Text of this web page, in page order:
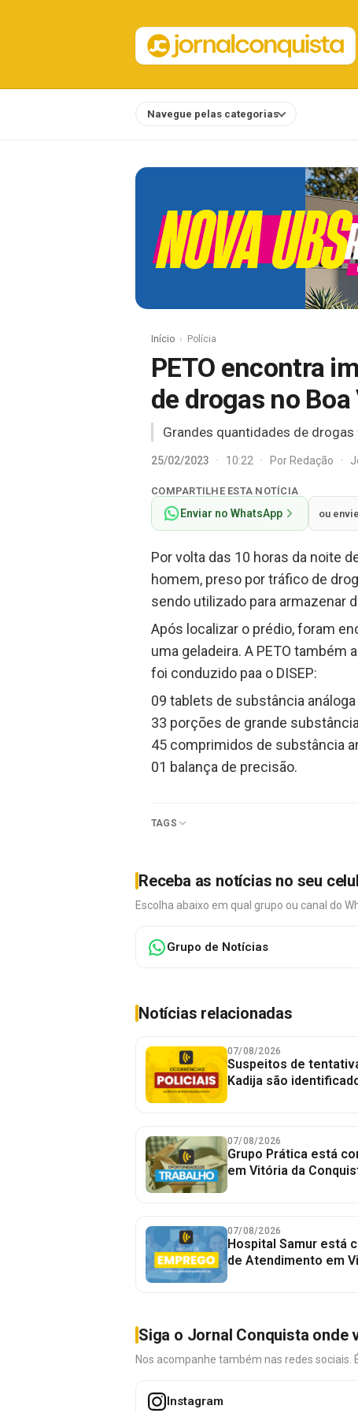
Navegue pelas categorias
Início Polícia
PETO encontra
de drogas no
Grandes quantidades de
25/02/2023 · 10:22 · PorRedação ·
COMPARTILHE ESTA NOTÍCIA
Enviar no WhatsApp ou
Por volta das 10 horas da noite
homem, preso por tráfico de
sendo utilizado para armazenar
Após localizar o prédio, foram
uma geladeira. A PETO
foi conduzido paa o DISEP:
09 tablets de substância
33 porções de grande
45 comprimidos de substância
01 balança de precisão.
TAGS
Receba as notícias no seu
Escolha abaixo em qual grupo ou canal do
Grupo de Notícias
Notícias relacionadas
07/08/2026
Suspeitos de
Kadija são
07/08/2026
Grupo Prática está
em Vitória da
07/08/2026
Hospital Samur está
de Atendimento em
Siga o Jornal Conquista onde
Nos acompanhe também nas redes sociais.
Instagram